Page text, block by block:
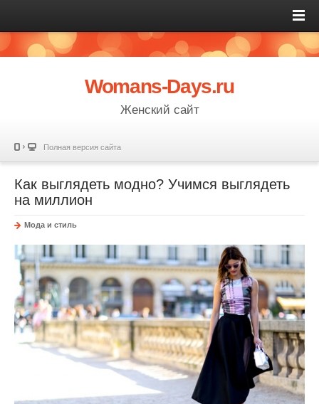
Womans-Days.ru
Женский сайт
Полная версия сайта
Как выглядеть модно? Учимся выглядеть
на миллион
Мода и стиль